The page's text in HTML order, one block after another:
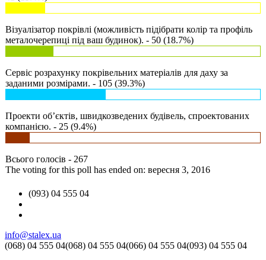
Візуалізатор покрівлі (можливість підібрати колір та профіль
металочерепиці під ваш будинок). - 50 (18.7%)
Сервіс розрахунку покрівельних матеріалів для даху за
заданими розмірами. - 105 (39.3%)
Проекти об’єктів, швидкозведених будівель, спроектованих
компанією. - 25 (9.4%)
Всього голосів - 267
The voting for this poll has ended on: вересня 3, 2016
(093) 04 555 04
info@stalex.ua
(068) 04 555 04(068) 04 555 04(066) 04 555 04(093) 04 555 04